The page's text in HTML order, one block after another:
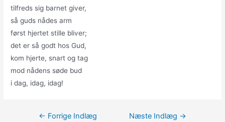
tilfreds sig barnet giver,
så guds nådes arm
først hjertet stille bliver;
det er så godt hos Gud,
kom hjerte, snart og tag
mod nådens søde bud
i dag, idag, idag!
Indlægsnavigation
← Forrige Indlæg Næste Indlæg →